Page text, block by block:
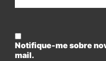
Notifique-me sobre
mail.